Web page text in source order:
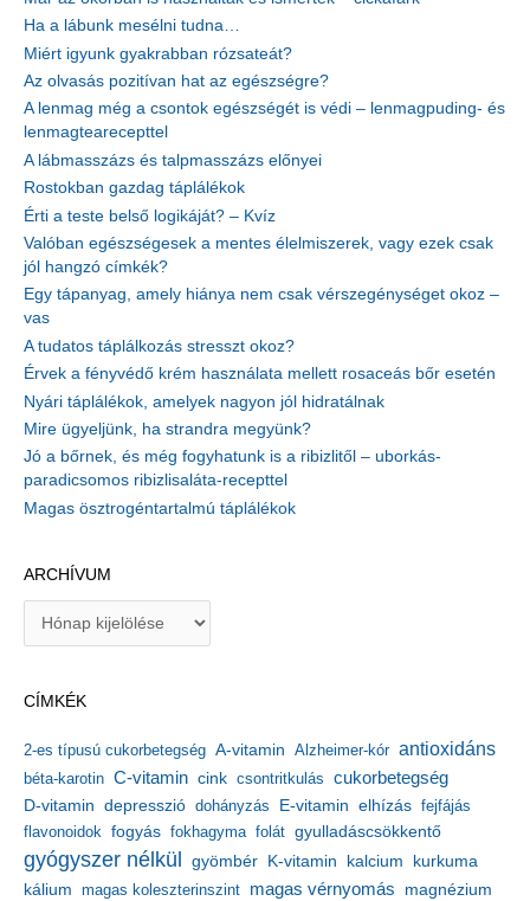
Ha a lábunk mesélni tudna…
Miért igyunk gyakrabban rózsateát?
Az olvasás pozitívan hat az egészségre?
A lenmag még a csontok egészségét is védi – lenmagpuding- és
lenmagtearecepttel
A lábmasszázs és talpmasszázs előnyei
Rostokban gazdag táplálékok
Érti a teste belső logikáját? – Kvíz
Valóban egészségesek a mentes élelmiszerek, vagy ezek csak
jól hangzó címkék?
Egy tápanyag, amely hiánya nem csak vérszegénységet okoz –
vas
A tudatos táplálkozás stresszt okoz?
Érvek a fényvédő krém használata mellett rosaceás bőr esetén
Nyári táplálékok, amelyek nagyon jól hidratálnak
Mire ügyeljünk, ha strandra megyünk?
Jó a bőrnek, és még fogyhatunk is a ribizlitől – uborkás-
paradicsomos ribizlisaláta-recepttel
Magas ösztrogéntartalmú táplálékok
ARCHÍVUM
í
u
m
CÍMKÉK
2-es típusú cukorbetegség A-vitamin Alzheimer-kór antioxidáns
béta-karotin C-vitamin cink csontritkulás cukorbetegség
D-vitamin depresszió dohányzás E-vitamin elhízás fejfájás
flavonoidok fogyás fokhagyma folát gyulladáscsökkentő
gyógyszer nélkül gyömbér K-vitamin kalcium kurkuma
kálium magas koleszterinszint magas vérnyomás magnézium